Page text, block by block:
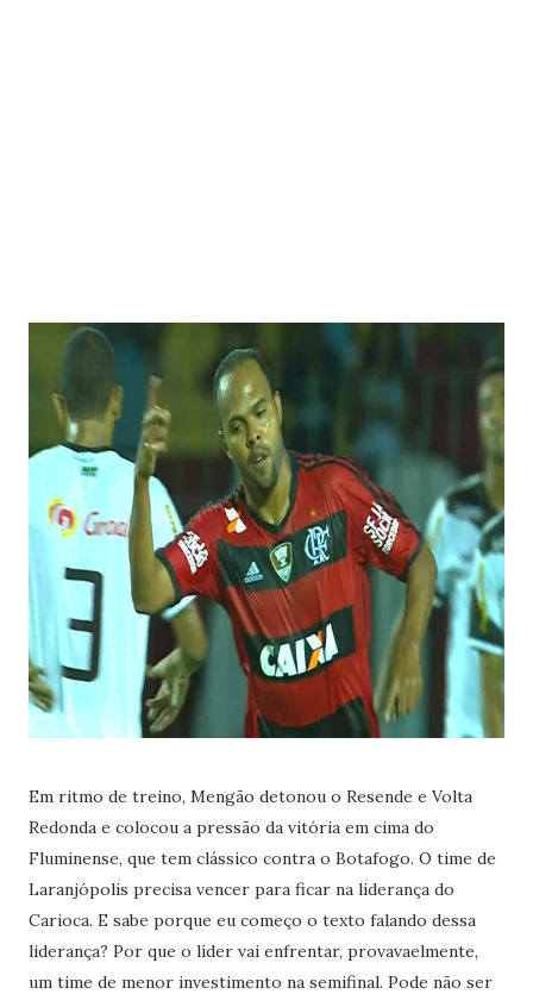
Em ritmo de treino, Mengão detonou o Resende e Volta
Redonda e colocou a pressão da vitória em cima do
Fluminense, que tem clássico contra o Botafogo. O time de
Laranjópolis precisa vencer para ficar na liderança do
Carioca. E sabe porque eu começo o texto falando dessa
liderança? Por que o líder vai enfrentar, provavaelmente,
um time de menor investimento na semifinal. Pode não ser